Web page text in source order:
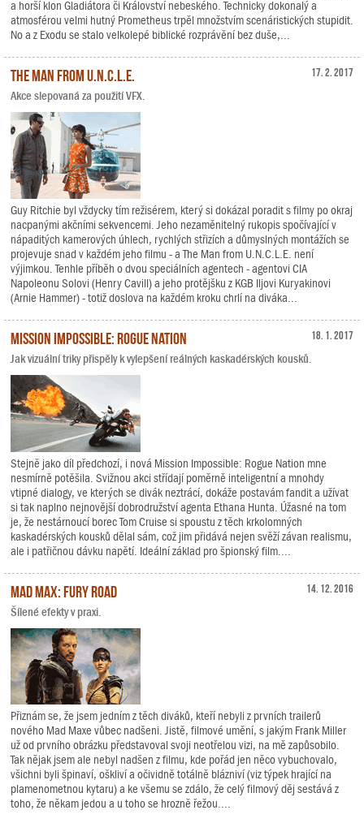
a horší klon Gladiátora či Království nebeského. Technicky dokonalý a
atmosférou velmi hutný Prometheus trpěl množstvím scenáristických stupidit.
No a z Exodu se stalo velkolepé biblické rozprávění bez duše,...
17. 2. 2017
The Man from U.N.C.L.E.
Akce slepovaná za použití VFX.
Guy Ritchie byl vždycky tím režisérem, který si dokázal poradit s filmy po okraj
nacpanými akčními sekvencemi. Jeho nezaměnitelný rukopis spočívající v
nápaditých kamerových úhlech, rychlých střizích a důmyslných montážích se
projevuje snad v každém jeho filmu - a The Man from U.N.C.L.E. není
výjimkou. Tenhle příběh o dvou speciálních agentech - agentovi CIA
Napoleonu Solovi (Henry Cavill) a jeho protějšku z KGB Iljovi Kuryakinovi
(Arnie Hammer) - totiž doslova na každém kroku chrlí na diváka...
18. 1. 2017
Mission Impossible: Rogue Nation
Jak vizuální triky přispěly k vylepšení reálných kaskadérských kousků.
Stejně jako díl předchozí, i nová Mission Impossible: Rogue Nation mne
nesmírně potěšila. Svižnou akci střídají poměrně inteligentní a mnohdy
vtipné dialogy, ve kterých se divák neztrácí, dokáže postavám fandit a užívat
si tak naplno nejnovější dobrodružství agenta Ethana Hunta. Úžasné na tom
je, že nestárnoucí borec Tom Cruise si spoustu z těch krkolomných
kaskadérských kousků dělal sám, což jim přidává nejen svěží závan realismu,
ale i patřičnou dávku napětí. Ideální základ pro špionský film....
14. 12. 2016
Mad Max: Fury Road
Šílené efekty v praxi.
Přiznám se, že jsem jedním z těch diváků, kteří nebyli z prvních trailerů
nového Mad Maxe vůbec nadšeni. Jistě, filmové umění, s jakým Frank Miller
už od prvního obrázku představoval svoji neotřelou vizi, na mě zapůsobilo.
Tak nějak jsem ale nebyl nadšen z filmu, kde pořád jen něco vybuchovalo,
všichni byli špinaví, oškliví a očividně totálně blázniví (viz týpek hrající na
plamenometnou kytaru) a ke všemu se zdálo, že celý filmový děj sestává z
toho, že někam jedou a u toho se hrozně řežou....